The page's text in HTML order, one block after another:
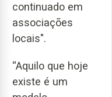
continuado em
associações
locais".
“Aquilo que hoje
existe é um